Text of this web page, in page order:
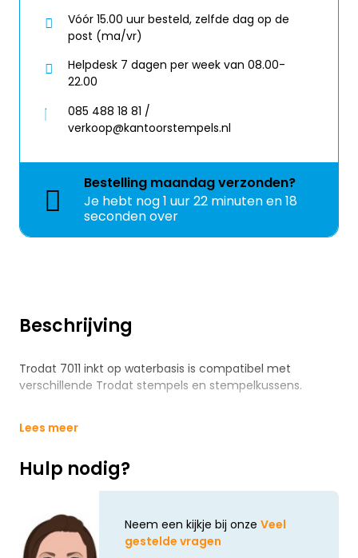
Beschrijving
Trodat 7011 inkt op waterbasis is compatibel met
verschillende Trodat stempels en stempelkussens.
Lees meer
Hulp nodig?
Neem een kijkje bij onze Veel
gestelde vragen
Vóór 15.00 uur besteld, zelfde dag op de
post (ma/vr)
Helpdesk 7 dagen per week van 08.00-
22.00
085 488 18 81 /
verkoop@kantoorstempels.nl
Bestelling maandagverzonden?
Je hebt nog1 uur 22 minuten en 18
seconden over